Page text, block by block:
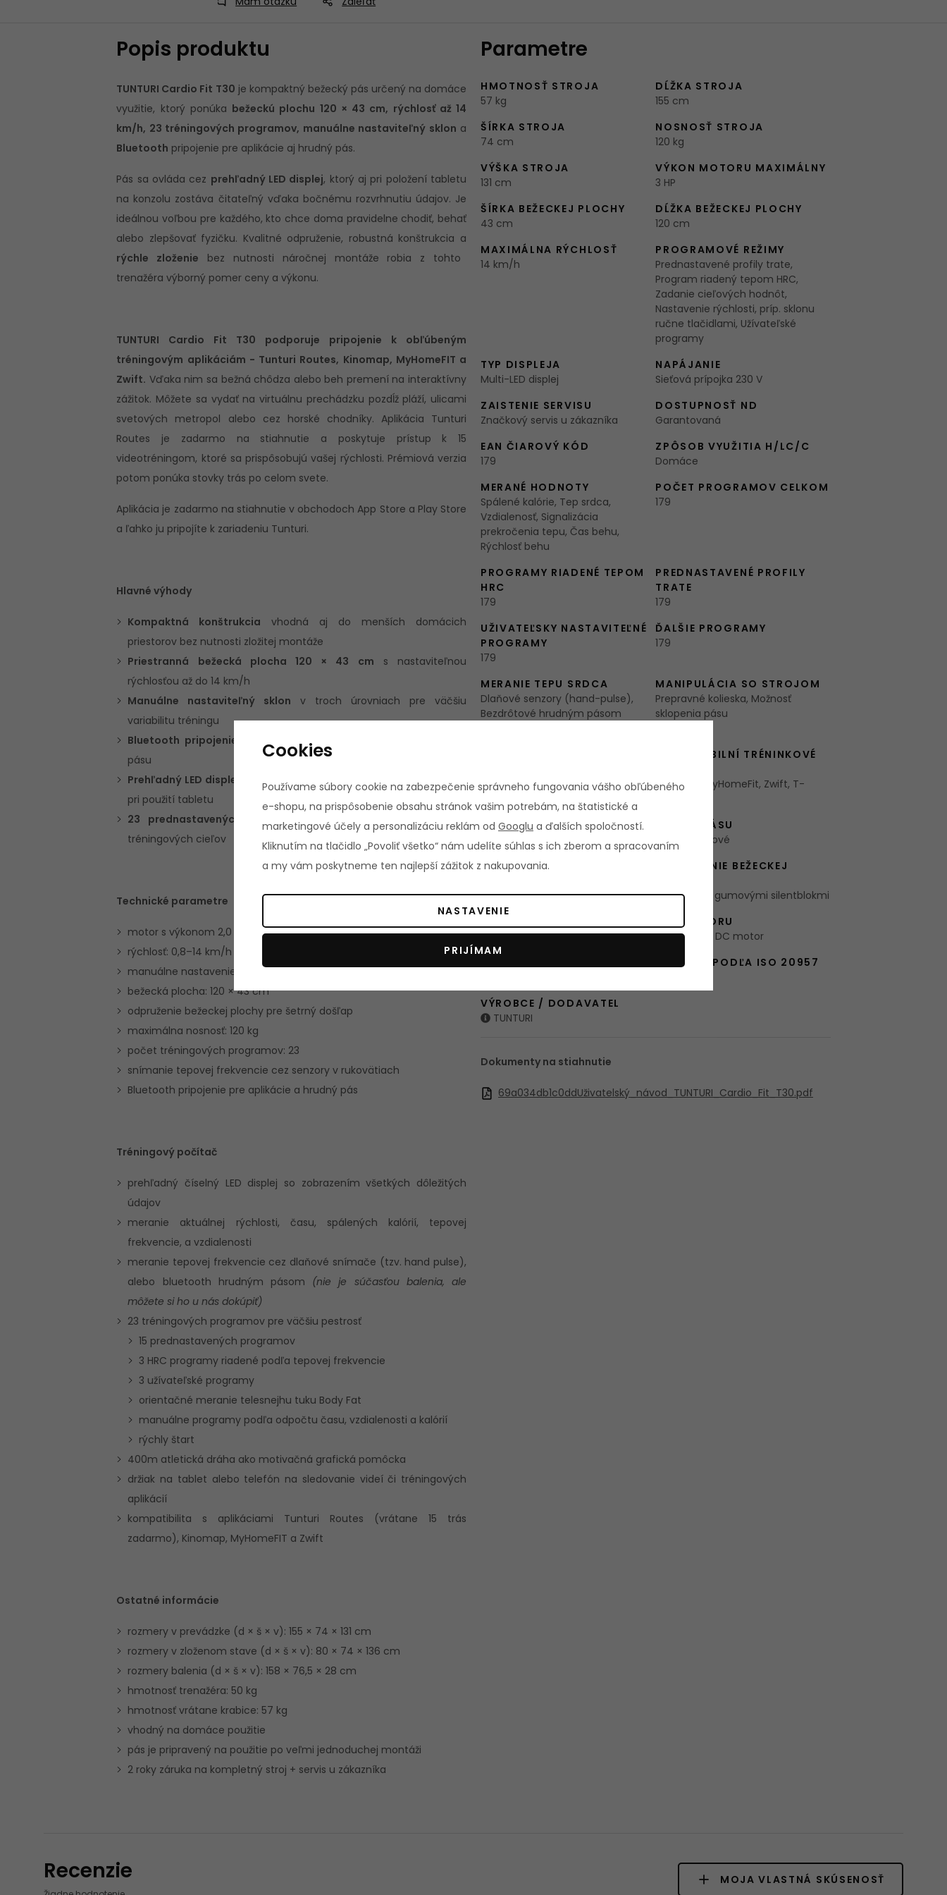
Popis produktu
TUNTURI Cardio Fit T30 je kompaktný bežecký pás určený na domáce
využitie, ktorý ponúka bežeckú plochu 120 × 43 cm, rýchlosť až 14
km/h, 23 tréningových programov, manuálne nastaviteľný sklon a
Bluetooth pripojenie pre aplikácie aj hrudný pás.
Pás sa ovláda cez prehľadný LED displej, ktorý aj pri položení tabletu
na konzolu zostáva čitateľný vďaka bočnému rozvrhnutiu údajov. Je
ideálnou voľbou pre každého, kto chce doma pravidelne chodiť, behať
alebo zlepšovať fyzičku. Kvalitné odpruženie, robustná konštrukcia a
rýchle zloženie bez nutnosti náročnej montáže robia z tohto
trenažéra výborný pomer ceny a výkonu.
TUNTURI Cardio Fit T30 podporuje pripojenie k obľúbeným
tréningovým aplikáciám - Tunturi Routes, Kinomap, MyHomeFIT a
Zwift. Vďaka nim sa bežná chôdza alebo beh premení na interaktívny
zážitok. Môžete sa vydať na virtuálnu prechádzku pozdĺž pláží, ulicami
svetových metropol alebo cez horské chodníky. Aplikácia Tunturi
Routes je zadarmo na stiahnutie a poskytuje prístup k 15
videotréningom, ktoré sa prispôsobujú vašej rýchlosti. Prémiová verzia
potom ponúka stovky trás po celom svete.
Aplikácia je zadarmo na stiahnutie v obchodoch App Store a Play Store
a ľahko ju pripojíte k zariadeniu Tunturi.
Hlavné výhody
Kompaktná konštrukcia vhodná aj do menších domácich
priestorov bez nutnosti zložitej montáže
Priestranná bežecká plocha 120 × 43 cm s nastaviteľnou
rýchlosťou až do 14 km/h
Manuálne nastaviteľný sklon v troch úrovniach pre väčšiu
variabilitu tréningu
Bluetooth pripojenie
pre využitie aplikácií aj pripojenie hrudného
pásu
Prehľadný LED displej
so zobrazením všetkých dôležitých údajov aj
pri použití tabletu
23 prednastavených programov
, ktoré ponúkajú širokú škálu
tréningových cieľov
Technické parametre
motor s výkonom 2,0 HP
rýchlosť: 0,8–14 km/h
manuálne nastavenie sklonu: 3 úrovne
bežecká plocha: 120 × 43 cm
odpruženie bežeckej plochy pre šetrný došľap
maximálna nosnosť: 120 kg
počet tréningových programov: 23
snímanie tepovej frekvencie cez senzory v rukovätiach
Bluetooth pripojenie pre aplikácie a hrudný pás
Tréningový počítač
prehľadný číselný LED displej so zobrazením všetkých dôležitých
údajov
meranie aktuálnej rýchlosti, času, spálených kalórií, tepovej
frekvencie, a vzdialenosti
meranie tepovej frekvencie cez dlaňové snímače (tzv. hand pulse),
alebo bluetooth hrudným pásom (nie je súčasťou balenia, ale
môžete si ho u nás dokúpiť)
23 tréningových programov pre väčšiu pestrosť
15 prednastavených programov
3 HRC programy riadené podľa tepovej frekvencie
3 užívateľské programy
orientačné meranie telesnejhu tuku Body Fat
manuálne programy podľa odpočtu času, vzdialenosti a kalórií
rýchly štart
400m atletická dráha ako motivačná grafická pomôcka
držiak na tablet alebo telefón na sledovanie videí či tréningových
aplikácií
kompatibilita s aplikáciami Tunturi Routes (vrátane 15 trás
zadarmo), Kinomap, MyHomeFIT a Zwift
Ostatné informácie
rozmery v prevádzke (d × š × v): 155 × 74 × 131 cm
rozmery v zloženom stave (d × š × v): 80 × 74 × 136 cm
rozmery balenia (d × š × v): 158 × 76,5 × 28 cm
hmotnosť trenažéra: 50 kg
hmotnosť vrátane krabice: 57 kg
vhodný na domáce použitie
pás je pripravený na použitie po veľmi jednoduchej montáži
2 roky záruka na kompletný stroj + servis u zákazníka
Parametre
HMOTNOSŤ STROJA
57 kg
DĹŽKA STROJA
155 cm
ŠÍRKA STROJA
74 cm
NOSNOSŤ STROJA
120 kg
VÝŠKA STROJA
131 cm
VÝKON MOTORU MAXIMÁLNY
3 HP
ŠÍRKA BEŽECKEJ PLOCHY
43 cm
DĹŽKA BEŽECKEJ PLOCHY
120 cm
MAXIMÁLNA RÝCHLOSŤ
14 km/h
PROGRAMOVÉ REŽIMY
Prednastavené profily trate,
Program riadený tepom HRC,
Zadanie cieľových hodnôt,
Nastavenie rýchlosti, príp. sklonu
ručne tlačidlami, Užívateľské
programy
TYP DISPLEJA
Multi-LED displej
NAPÁJANIE
Sieťová prípojka 230 V
ZAISTENIE SERVISU
Značkový servis u zákazníka
DOSTUPNOSŤ ND
Garantovaná
EAN ČIAROVÝ KÓD
179
ZPÔSOB VYUŽITIA H/LC/C
Domáce
MERANÉ HODNOTY
Spálené kalórie, Tep srdca,
Vzdialenosť, Signalizácia
prekročenia tepu, Čas behu,
Rýchlosť behu
POČET PROGRAMOV CELKOM
179
PROGRAMY RIADENÉ TEPOM
HRC
179
PREDNASTAVENÉ PROFILY
TRATE
179
UŽIVATEĽSKY NASTAVITEĽNÉ
PROGRAMY
179
ĎALŠIE PROGRAMY
179
MERANIE TEPU SRDCA
Dlaňové senzory (hand-pulse),
Bezdrôtové hrudným pásom
MANIPULÁCIA SO STROJOM
Prepravné kolieska, Možnosť
sklopenia pásu
KOMPATIBILNÍ TRÉNINKOVÉ
Kinomap, MyHomeFit, Zwift, T-
VÝKON MOTORU TRVALÝ
179 HP
POHON PÁSU
Pásy motorové
REGULÁCIA SKLONU
ODPRUŽENIE BEŽECKEJ
Odpruženie gumovými silentblokmi
Trieda HC
TYP MOTORU
Štandardný DC motor
POUŽITIE PODĽA ISO 20957
VÝROBCE / DODAVATEL
TUNTURI
Dokumenty na stiahnutie
69a034db1c0ddUživatelský_návod_TUNTURI_Cardio_Fit_T30.pdf
Recenzie MOJA VLASTNÁ SKÚSENOSŤ
Cookies
Používame súbory cookie na zabezpečenie správneho fungovania vášho obľúbeného
e-shopu, na prispôsobenie obsahu stránok vašim potrebám, na štatistické a
marketingové účely a personalizáciu reklám od Googlu a ďalších spoločností.
Kliknutím na tlačidlo „Povoliť všetko“ nám udelíte súhlas s ich zberom a spracovaním
a my vám poskytneme ten najlepší zážitok z nakupovania.
NASTAVENIE
PRIJÍMAM